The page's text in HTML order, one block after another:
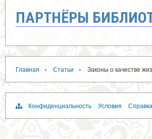
ПАРТНЁРЫ
Главная › Статьи › Законы о качестве
Конфиденциальность Условия Справка